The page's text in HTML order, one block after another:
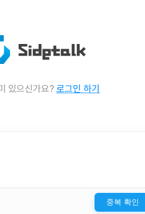
있으신가요? 로그인 하기
중복 확인